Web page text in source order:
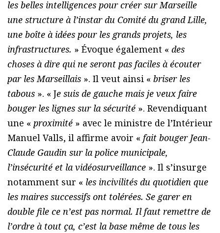
les belles intelligences pour créer sur Marseille
une structure à l’instar du Comité du grand Lille,
une boîte à idées pour les grands projets, les
infrastructures. » Évoque également « des
choses à dire qui ne seront pas faciles à écouter
par les Marseillais ». Il veut ainsi « briser les
tabous ». « Je suis de gauche mais je veux faire
bouger les lignes sur la sécurité ». Revendiquant
une « proximité » avec le ministre de l’Intérieur
Manuel Valls, il affirme avoir « fait bouger Jean-
Claude Gaudin sur la police municipale,
l’insécurité et la vidéosurveillance ». Il s’insurge
notamment sur « les incivilités du quotidien que
les maires successifs ont tolérées. Se garer en
double file ce n’est pas normal. Il faut remettre de
l’ordre à tout ça, c’est la base même de tous les